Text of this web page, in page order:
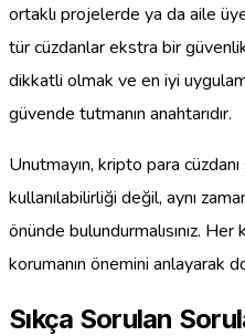
ortaklı projelerde ya da aile
tür cüzdanlar ekstra bir
dikkatli olmak ve en iyi
güvende tutmanın anahtarıdır.
Unutmayın, kripto para
kullanılabilirliği değil, aynı
önünde bulundurmalısınız. Her
korumanın önemini anlayarak
Sıkça Sorulan